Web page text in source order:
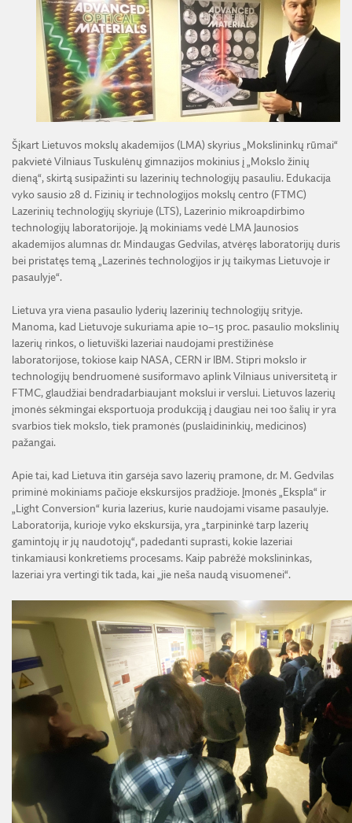
VIRTUALI LMA
TECHNIKOS MOKSLŲ SKYRIUS
JAUNOJI AKADEMIJA
SKYRIAI IR PADALINIAI
PAREIGYBIŲ APRAŠYMAS IR ATLIEKAMOS FUNKCIJOS
ŠVIESAUS ATMINIMO LMA NARIAI
BENDRADARBIAVIMO SUTARTYS
MOKSLININKO ETIKOS KODEKSAS
KORUPCIJOS PREVENCIJA
PRANEŠĖJŲ APSAUGA
NUORODOS
BENDRADARBIAVIMAS SU REGIONAIS
LMA IR AKADEMIKAI ŽINIASKLAIDOJE
PASLAUGOS
ES SF PARAMA LMA
FINANSŲ KONTROLĖS TAISYKLĖS
ŪKIO SUBJEKTŲ PRIEŽIŪRA
TARNYBINIAI LENGVIEJI AUTOMOBILIAI
LĖŠOS VEIKLAI VIEŠINTI
Šįkart Lietuvos mokslų akademijos (LMA) skyrius „Mokslininkų rūmai“
pakvietė Vilniaus Tuskulėnų gimnazijos mokinius į „Mokslo žinių
dieną“, skirtą susipažinti su lazerinių technologijų pasauliu. Edukacija
vyko sausio 28 d. Fizinių ir technologijos mokslų centro (FTMC)
Lazerinių technologijų skyriuje (LTS), Lazerinio mikroapdirbimo
technologijų laboratorijoje. Ją mokiniams vedė LMA Jaunosios
akademijos alumnas dr. Mindaugas Gedvilas, atvėręs laboratorijų duris
bei pristatęs temą „Lazerinės technologijos ir jų taikymas Lietuvoje ir
pasaulyje“.
Lietuva yra viena pasaulio lyderių lazerinių technologijų srityje.
Manoma, kad Lietuvoje sukuriama apie 10–15 proc. pasaulio mokslinių
lazerių rinkos, o lietuviški lazeriai naudojami prestižinėse
laboratorijose, tokiose kaip NASA, CERN ir IBM. Stipri mokslo ir
technologijų bendruomenė susiformavo aplink Vilniaus universitetą ir
FTMC, glaudžiai bendradarbiaujant mokslui ir verslui. Lietuvos lazerių
įmonės sėkmingai eksportuoja produkciją į daugiau nei 100 šalių ir yra
svarbios tiek mokslo, tiek pramonės (puslaidininkių, medicinos)
pažangai.
Apie tai, kad Lietuva itin garsėja savo lazerių pramone, dr. M. Gedvilas
priminė mokiniams pačioje ekskursijos pradžioje. Įmonės „Ekspla“ ir
„Light Conversion“ kuria lazerius, kurie naudojami visame pasaulyje.
Laboratorija, kurioje vyko ekskursija, yra „tarpininkė tarp lazerių
gamintojų ir jų naudotojų“, padedanti suprasti, kokie lazeriai
tinkamiausi konkretiems procesams. Kaip pabrėžė mokslininkas,
lazeriai yra vertingi tik tada, kai „jie neša naudą visuomenei“.